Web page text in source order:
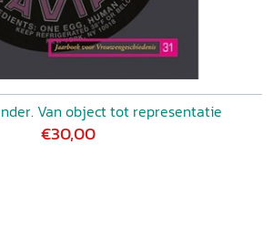
Van object tot representatie
€30,00